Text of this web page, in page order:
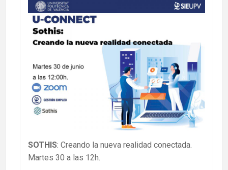
SOTHIS: Creando la nueva realidad conectada.
Martes 30 a las 12h.